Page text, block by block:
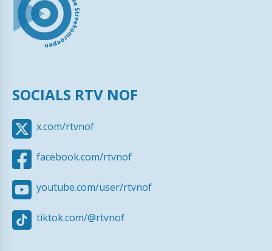
SOCIALS RTV NOF
x.com/rtvnof
facebook.com/rtvnof
youtube.com/user/rtvnof
tiktok.com/@rtvnof